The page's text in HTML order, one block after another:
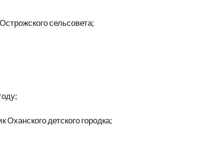
сельсовета;
детского городка;